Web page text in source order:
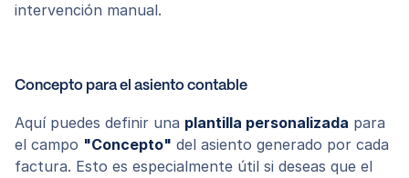
intervención manual.
Concepto para el asiento contable
Aquí puedes definir una plantilla personalizada para
el campo "Concepto" del asiento generado por cada
factura. Esto es especialmente útil si deseas que el